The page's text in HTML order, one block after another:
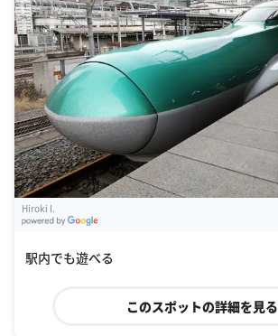
Hiroki I.
駅内でも遊べる
このスポットの詳細を見る